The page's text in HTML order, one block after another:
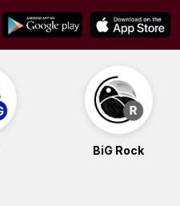
BiG Rock